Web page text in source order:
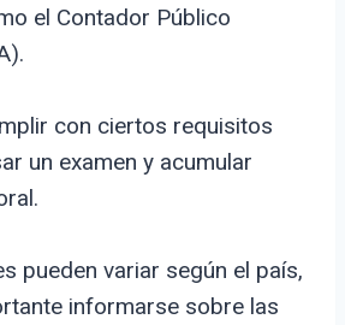
el Contador Público
con ciertos requisitos
un examen y acumular
pueden variar según el país,
informarse sobre las